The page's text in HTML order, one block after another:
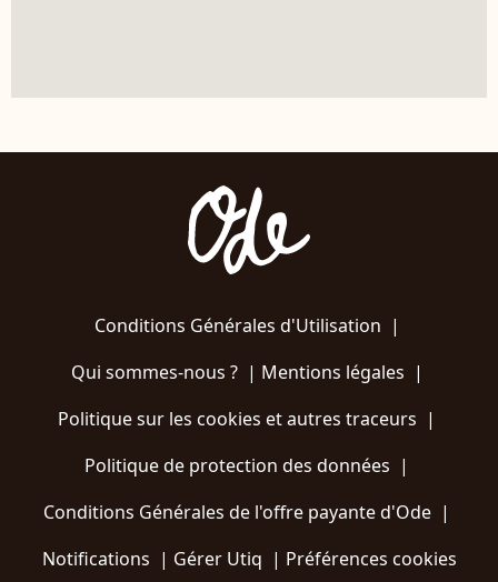
Conditions Générales d'Utilisation |
Qui sommes-nous ?| Mentions légales |
Politique sur les cookies et autres traceurs |
Politique de protection des données |
Conditions Générales de l'offre payante d'Ode |
Notifications | Gérer Utiq | Préférences cookies